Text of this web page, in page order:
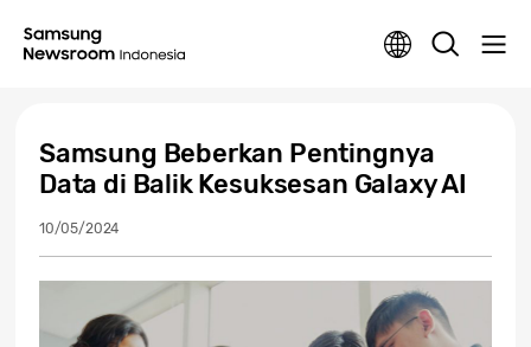
Samsung Beberkan Pentingnya
Data di Balik Kesuksesan Galaxy AI
10/05/2024